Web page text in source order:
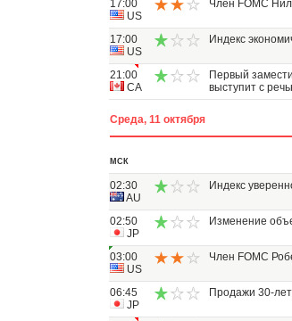
17:00
US
Член FOMC
17:00
US
Индекс
21:00
CA
Первый
выступит с
Среда, 11 октября
МСК
02:30
AU
Индекс
02:50
JP
Изменение
03:00
US
Член FOMC
06:45
JP
Продажи 30-